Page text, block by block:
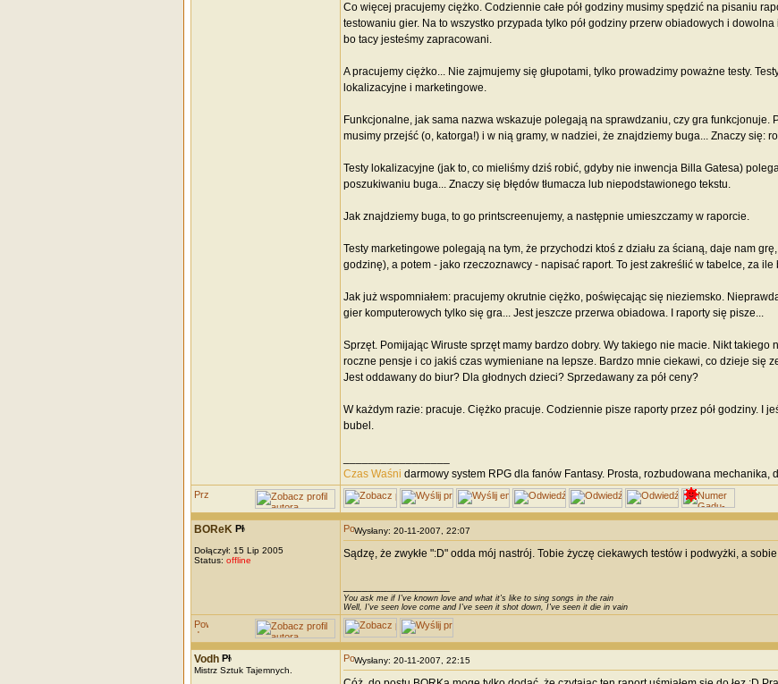
Co więcej pracujemy ciężko. Codziennie całe pół godziny musimy spędzić na pisaniu
testowaniu gier. Na to wszystko przypada tylko pół godziny przerw obiadowych i
bo tacy jesteśmy zapracowani.
A pracujemy ciężko... Nie zajmujemy się głupotami, tylko prowadzimy poważne testy.
lokalizacyjne i marketingowe.
Funkcjonalne, jak sama nazwa wskazuje polegają na sprawdzaniu, czy gra funkcjonuje.
musimy przejść (o, katorga!) i w nią gramy, w nadziei, że znajdziemy buga... Znaczy się:
Testy lokalizacyjne (jak to, co mieliśmy dziś robić, gdyby nie inwencja Billa Gatesa)
poszukiwaniu buga... Znaczy się błędów tłumacza lub niepodstawionego tekstu.
Jak znajdziemy buga, to go printscreenujemy, a następnie umieszczamy w raporcie.
Testy marketingowe polegają na tym, że przychodzi ktoś z działu za ścianą, daje nam
godzinę), a potem - jako rzeczoznawcy - napisać raport. To jest zakreślić w tabelce, za ile
Jak już wspomniałem: pracujemy okrutnie ciężko, poświęcając się nieziemsko.
gier komputerowych tylko się gra... Jest jeszcze przerwa obiadowa. I raporty się pisze...
Sprzęt. Pomijając Wiruste sprzęt mamy bardzo dobry. Wy takiego nie macie. Nikt takiego
roczne pensje i co jakiś czas wymieniane na lepsze. Bardzo mnie ciekawi, co dzieje się
Jest oddawany do biur? Dla głodnych dzieci? Sprzedawany za pół ceny?
W każdym razie: pracuje. Ciężko pracuje. Codziennie pisze raporty przez pół godziny. I
bubel.
Czas Waśni darmowy system RPG dla fanów Fantasy. Prosta, rozbudowana mechanika,
BOReK
Dołączył: 15 Lip 2005
Status: offline
Wysłany: 20-11-2007, 22:07
Sądzę, że zwykłe ":D" odda mój nastrój. Tobie życzę ciekawych testów i podwyżki, a
You ask me if I've known love and what it's like to sing songs in the rain
Well, I've seen love come and I've seen it shot down, I've seen it die in vain
Vodh
Mistrz Sztuk Tajemnych.
Wysłany: 20-11-2007, 22:15